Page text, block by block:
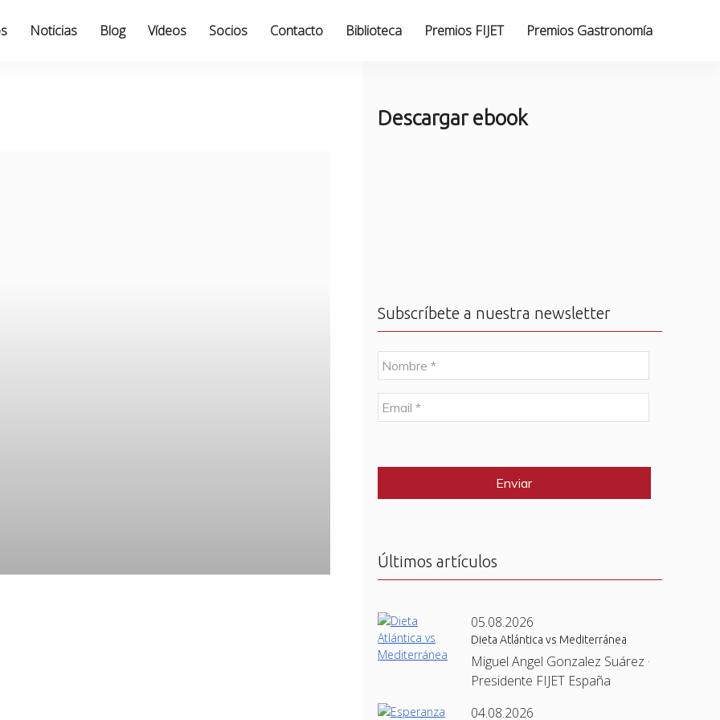
Noticias Blog Vídeos Socios Contacto Biblioteca Premios FIJET Premios Gastronomía
Descargar ebook
Subscríbete a nuestra newsletter
N
o
m
b
r
E
m
l
Últimos artículos
05.08.2026
Dieta Atlántica vs Mediterránea
Miguel Angel Gonzalez Suárez ·
Presidente FIJET España
04.08.2026